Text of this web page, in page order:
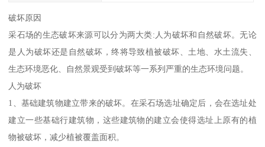
破坏原因
采石场的生态破坏来源可以分为两大类:人为破坏和自然破坏。无论
是人为破坏还是自然破坏，终将导致植被破坏、土地、水土流失、
生态环境恶化、自然景观受到破坏等一系列严重的生态环境问题。
人为破坏
1、基础建筑物建立带来的破坏。在采石场选址确定后，会在选址处
建立一些基础行建筑物，这些建筑物的建立会使得选址上原有的植
物被破坏，减少植被覆盖面积。